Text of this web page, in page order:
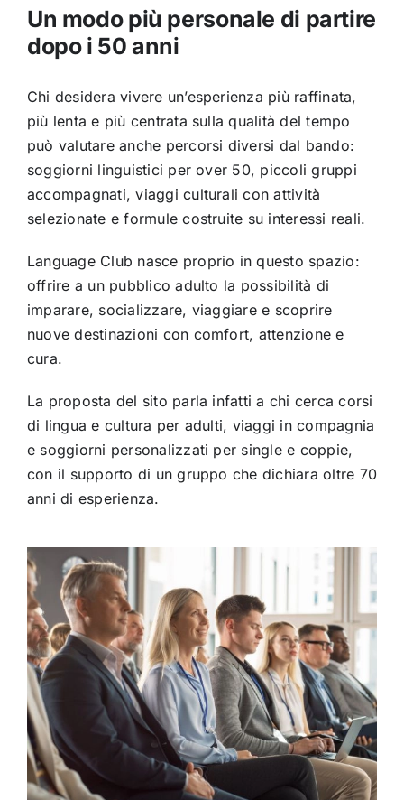
Un modo più personale di partire
dopo i 50 anni
Chi desidera vivere un’esperienza più raffinata,
più lenta e più centrata sulla qualità del tempo
può valutare anche percorsi diversi dal bando:
soggiorni linguistici per over 50, piccoli gruppi
accompagnati, viaggi culturali con attività
selezionate e formule costruite su interessi reali.
Language Club nasce proprio in questo spazio:
offrire a un pubblico adulto la possibilità di
imparare, socializzare, viaggiare e scoprire
nuove destinazioni con comfort, attenzione e
cura.
La proposta del sito parla infatti a chi cerca corsi
di lingua e cultura per adulti, viaggi in compagnia
e soggiorni personalizzati per single e coppie,
con il supporto di un gruppo che dichiara oltre 70
anni di esperienza.